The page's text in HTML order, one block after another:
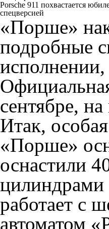
Porsche 911 похвастается
спецверсией
«Порше»
подробные
сентябре,
Итак,
«Порше»
оснастили
цилиндрами
работает с
автоматом